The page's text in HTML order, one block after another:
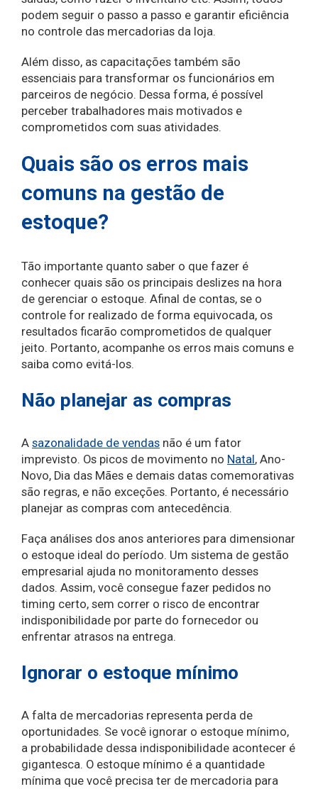
podem seguir o passo a passo e garantir eficiência
no controle das mercadorias da loja.
Além disso, as capacitações também são
essenciais para transformar os funcionários em
parceiros de negócio. Dessa forma, é possível
perceber trabalhadores mais motivados e
comprometidos com suas atividades.
Quais são os erros mais
comuns na gestão de
estoque?
Tão importante quanto saber o que fazer é
conhecer quais são os principais deslizes na hora
de gerenciar o estoque. Afinal de contas, se o
controle for realizado de forma equivocada, os
resultados ficarão comprometidos de qualquer
jeito. Portanto, acompanhe os erros mais comuns e
saiba como evitá-los.
Não planejar as compras
A sazonalidade de vendas não é um fator
imprevisto. Os picos de movimento no Natal, Ano-
Novo, Dia das Mães e demais datas comemorativas
são regras, e não exceções. Portanto, é necessário
planejar as compras com antecedência.
Faça análises dos anos anteriores para dimensionar
o estoque ideal do período. Um sistema de gestão
empresarial ajuda no monitoramento desses
dados. Assim, você consegue fazer pedidos no
timing certo, sem correr o risco de encontrar
indisponibilidade por parte do fornecedor ou
enfrentar atrasos na entrega.
Ignorar o estoque mínimo
A falta de mercadorias representa perda de
oportunidades. Se você ignorar o estoque mínimo,
a probabilidade dessa indisponibilidade acontecer é
gigantesca. O estoque mínimo é a quantidade
mínima que você precisa ter de mercadoria para